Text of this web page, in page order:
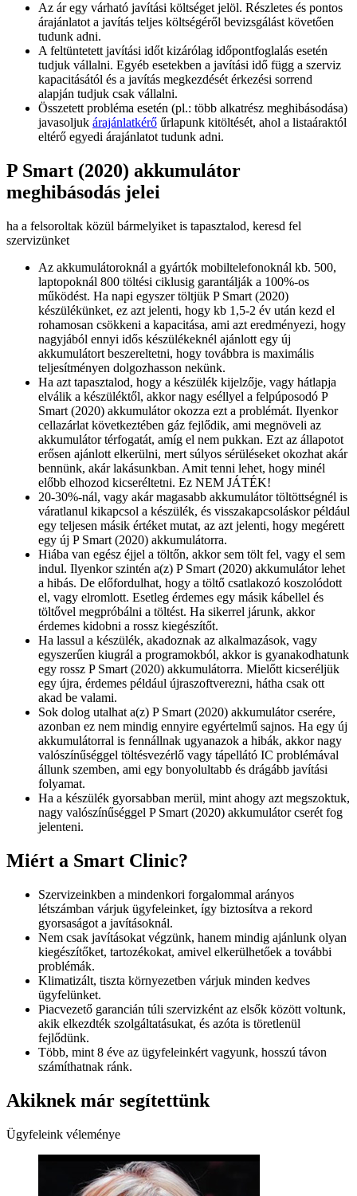
Az ár egy várható javítási költséget jelöl. Részletes és pontos
árajánlatot a javítás teljes költségéről bevizsgálást követően
tudunk adni.
A feltüntetett javítási időt kizárólag időpontfoglalás esetén
tudjuk vállalni. Egyéb esetekben a javítási idő függ a szerviz
kapacitásától és a javítás megkezdését érkezési sorrend
alapján tudjuk csak vállalni.
Összetett probléma esetén (pl.: több alkatrész meghibásodása)
javasoljuk árajánlatkérő űrlapunk kitöltését, ahol a listaáraktól
eltérő egyedi árajánlatot tudunk adni.
P Smart (2020) akkumulátor
meghibásodás jelei
ha a felsoroltak közül bármelyiket is tapasztalod, keresd fel
szervizünket
Az akkumulátoroknál a gyártók mobiltelefonoknál kb. 500,
laptopoknál 800 töltési ciklusig garantálják a 100%-os
működést. Ha napi egyszer töltjük P Smart (2020)
készülékünket, ez azt jelenti, hogy kb 1,5-2 év után kezd el
rohamosan csökkeni a kapacitása, ami azt eredményezi, hogy
nagyjából ennyi idős készülékeknél ajánlott egy új
akkumulátort beszereltetni, hogy továbbra is maximális
teljesítményen dolgozhasson nekünk.
Ha azt tapasztalod, hogy a készülék kijelzője, vagy hátlapja
elválik a készüléktől, akkor nagy eséllyel a felpúposodó P
Smart (2020) akkumulátor okozza ezt a problémát. Ilyenkor
cellazárlat következtében gáz fejlődik, ami megnöveli az
akkumulátor térfogatát, amíg el nem pukkan. Ezt az állapotot
erősen ajánlott elkerülni, mert súlyos sérüléseket okozhat akár
bennünk, akár lakásunkban. Amit tenni lehet, hogy minél
előbb elhozod kicseréltetni. Ez NEM JÁTÉK!
20-30%-nál, vagy akár magasabb akkumulátor töltöttségnél is
váratlanul kikapcsol a készülék, és visszakapcsoláskor például
egy teljesen másik értéket mutat, az azt jelenti, hogy megérett
egy új P Smart (2020) akkumulátorra.
Hiába van egész éjjel a töltőn, akkor sem tölt fel, vagy el sem
indul. Ilyenkor szintén a(z) P Smart (2020) akkumulátor lehet
a hibás. De előfordulhat, hogy a töltő csatlakozó koszolódott
el, vagy elromlott. Esetleg érdemes egy másik kábellel és
töltővel megpróbálni a töltést. Ha sikerrel járunk, akkor
érdemes kidobni a rossz kiegészítőt.
Ha lassul a készülék, akadoznak az alkalmazások, vagy
egyszerűen kiugrál a programokból, akkor is gyanakodhatunk
egy rossz P Smart (2020) akkumulátorra. Mielőtt kicseréljük
egy újra, érdemes például újraszoftverezni, hátha csak ott
akad be valami.
Sok dolog utalhat a(z) P Smart (2020) akkumulátor cserére,
azonban ez nem mindig ennyire egyértelmű sajnos. Ha egy új
akkumulátorral is fennállnak ugyanazok a hibák, akkor nagy
valószínűséggel töltésvezérlő vagy tápellátó IC problémával
állunk szemben, ami egy bonyolultabb és drágább javítási
folyamat.
Ha a készülék gyorsabban merül, mint ahogy azt megszoktuk,
nagy valószínűséggel P Smart (2020) akkumulátor cserét fog
jelenteni.
Miért a Smart Clinic?
Szervizeinkben a mindenkori forgalommal arányos
létszámban várjuk ügyfeleinket, így biztosítva a rekord
gyorsaságot a javításoknál.
Nem csak javításokat végzünk, hanem mindig ajánlunk olyan
kiegészítőket, tartozékokat, amivel elkerülhetőek a további
problémák.
Klimatizált, tiszta környezetben várjuk minden kedves
ügyfelünket.
Piacvezető garancián túli szervizként az elsők között voltunk,
akik elkezdték szolgáltatásukat, és azóta is töretlenül
fejlődünk.
Több, mint 8 éve az ügyfeleinkért vagyunk, hosszú távon
számíthatnak ránk.
Akiknek már segítettünk
Ügyfeleink véleménye